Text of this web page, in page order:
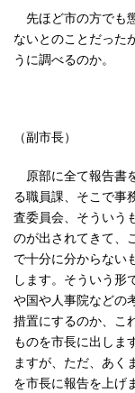
先ほど市の方でも
ないとのことだった
うに調べるのか。
（副市長）
原部に全て報告書
る職員課、そこで事
査委員会、そういう
のが出されてきて、
で十分に分からない
します。そういう形
や国や人事院などの
措置にするのか、こ
ものを市長に出しま
ますが、ただ、あく
を市長に報告を上げ